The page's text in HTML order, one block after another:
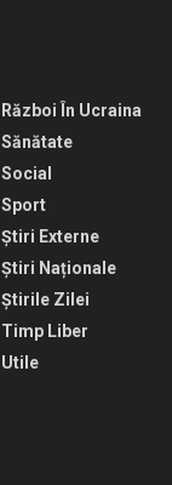
Război În Ucraina
Sănătate
Social
Sport
Știri Externe
Știri Naționale
Știrile Zilei
Timp Liber
Utile